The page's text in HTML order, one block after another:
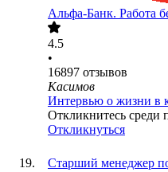
Альфа-Банк. Работа
4.5
•
16897 отзывов
Касимов
Интервью о жизни в
Откликнитесь среди
Откликнуться
Старший менеджер